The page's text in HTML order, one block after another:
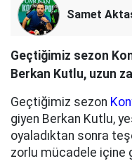
Samet
Geçtiğimiz sezon
Berkan Kutlu, uzun
Geçtiğimiz sezon
giyen Berkan Kutlu,
oyaladıktan sonra
zorlu mücadele içine